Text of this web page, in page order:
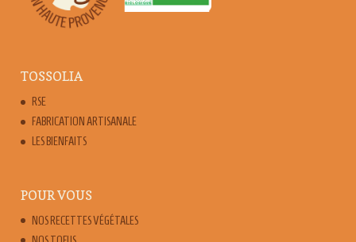
TOSSOLIA
RSE
FABRICATION ARTISANALE
LES BIENFAITS
POUR VOUS
NOS RECETTES VÉGÉTALES